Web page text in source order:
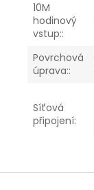
10M
hodinový
vstup::
Povrchová
úprava::
Síťová
připojení:
Z